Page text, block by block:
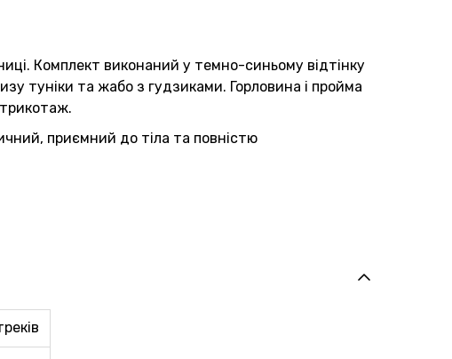
Комплект виконаний у темно-синьому відтінку
туніки та жабо з гудзиками. Горловина і пройма
приємний до тіла та повністю